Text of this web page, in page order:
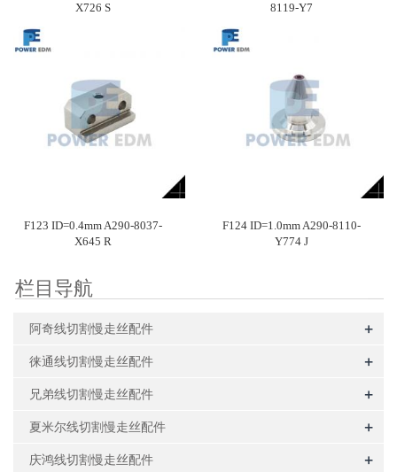
X726 S
8119-Y7
F123 ID=0.4mm A290-8037-
X645 R
F124 ID=1.0mm A290-8110-
Y774 J
栏目导航
阿奇线切割慢走丝配件 +
徕通线切割慢走丝配件 +
兄弟线切割慢走丝配件 +
夏米尔线切割慢走丝配件 +
庆鸿线切割慢走丝配件 +